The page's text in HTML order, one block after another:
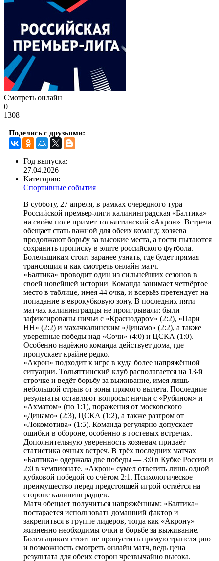
Смотреть онлайн
0
1308
Поделись с друзьями:
Год выпуска:
27.04.2026
Категория:
Спортивные события
В субботу, 27 апреля, в рамках очередного тура
Российской премьер-лиги калининградская «Балтика»
на своём поле примет тольяттинский «Акрон». Встреча
обещает стать важной для обеих команд: хозяева
продолжают борьбу за высокие места, а гости пытаются
сохранить прописку в элите российского футбола.
Болельщикам стоит заранее узнать, где будет прямая
трансляция и как смотреть онлайн матч.
«Балтика» проводит один из сильнейших сезонов в
своей новейшей истории. Команда занимает четвёртое
место в таблице, имея 44 очка, и всерьёз претендует на
попадание в еврокубковую зону. В последних пяти
матчах калининградцы не проигрывали: были
зафиксированы ничьи с «Краснодаром» (2:2), «Пари
НН» (2:2) и махачкалинским «Динамо» (2:2), а также
уверенные победы над «Сочи» (4:0) и ЦСКА (1:0).
Особенно надёжно команда действует дома, где
пропускает крайне редко.
«Акрон» подходит к игре в куда более напряжённой
ситуации. Тольяттинский клуб располагается на 13-й
строчке и ведёт борьбу за выживание, имея лишь
небольшой отрыв от зоны прямого вылета. Последние
результаты оставляют вопросы: ничьи с «Рубином» и
«Ахматом» (по 1:1), поражения от московского
«Динамо» (2:3), ЦСКА (1:2), а также разгром от
«Локомотива» (1:5). Команда регулярно допускает
ошибки в обороне, особенно в гостевых встречах.
Дополнительную уверенность хозяевам придаёт
статистика очных встреч. В трёх последних матчах
«Балтика» одержала две победы — 3:0 в Кубке России и
2:0 в чемпионате. «Акрон» сумел ответить лишь одной
кубковой победой со счётом 2:1. Психологическое
преимущество перед предстоящей игрой остаётся на
стороне калининградцев.
Матч обещает получиться напряжённым: «Балтика»
постарается использовать домашний фактор и
закрепиться в группе лидеров, тогда как «Акрону»
жизненно необходимы очки в борьбе за выживание.
Болельщикам стоит не пропустить прямую трансляцию
и возможность смотреть онлайн матч, ведь цена
результата для обеих сторон чрезвычайно высока.